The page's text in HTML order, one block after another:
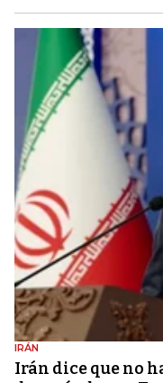
IRÁN
Irán dice que no